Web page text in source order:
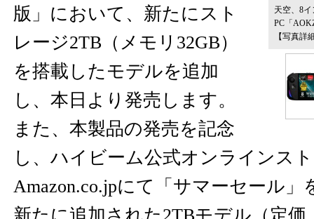
天空、8
PC「
【写真詳
版」において、新たにスト
レージ2TB（メモリ32GB）
を搭載したモデルを追加
し、本日より発売します。
また、本製品の発売を記念
し、ハイビーム公式オンラインス
Amazon.co.jpにて「サマーセール」